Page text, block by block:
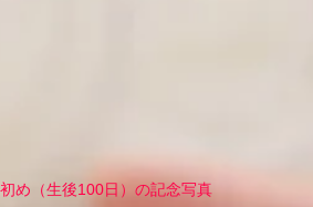
め（生後100日）の記念写真